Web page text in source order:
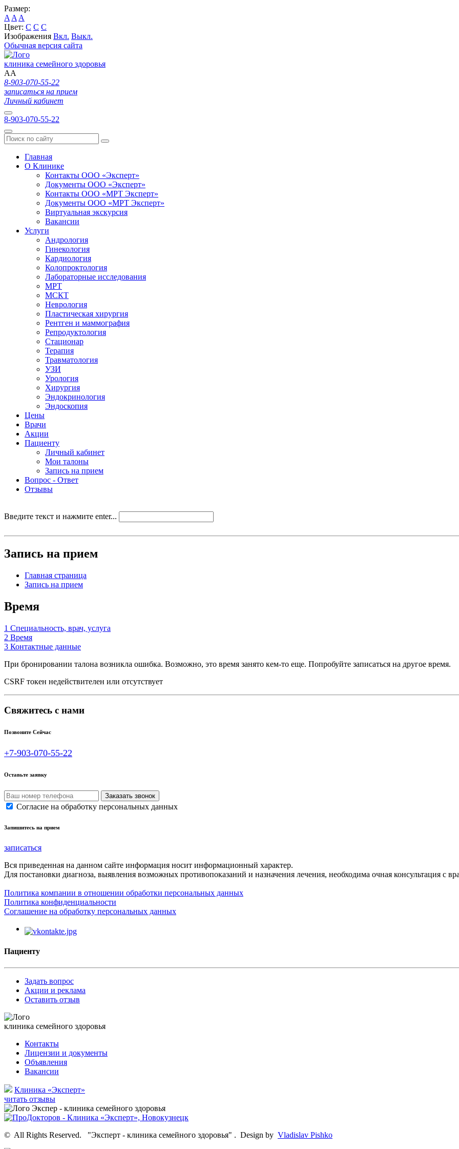
Размер:
A A A
Цвет: C C C
Изображения Вкл. Выкл.
Обычная версия сайта
клиника семейного здоровья
AA
8-903-070-55-22
записаться на прием
Личный кабинет
8-903-070-55-22
Главная
О Клинике
Контакты ООО «Эксперт»
Документы ООО «Эксперт»
Контакты ООО «МРТ Эксперт»
Документы ООО «МРТ Эксперт»
Виртуальная экскурсия
Вакансии
Услуги
Андрология
Гинекология
Кардиология
Колопроктология
Лабораторные исследования
МРТ
МСКТ
Неврология
Пластическая хирургия
Рентген и маммография
Репродуктология
Стационар
Терапия
Травматология
УЗИ
Урология
Хирургия
Эндокринология
Эндоскопия
Цены
Врачи
Акции
Пациенту
Личный кабинет
Мои талоны
Запись на прием
Вопрос - Ответ
Отзывы
Введите текст и нажмите enter...
Запись на прием
Главная страница
Запись на прием
Время
1 Специальность, врач, услуга
2 Время
3 Контактные данные
При бронировании талона возникла ошибка. Возможно, это время занято кем-то еще. Попробуйте записаться на другое время.
CSRF токен недействителен или отсутствует
Свяжитесь с нами
Позвоните Сейчас
+7-903-070-55-22
Оставьте заявку
Согласие на обработку персональных данных
Запишитесь на прием
записаться
Вся приведенная на данном сайте информация носит информационный характер.
Для постановки диагноза, выявления возможных противопоказаний и назначения лечения, необходима очная консультация с
Политика компании в отношении обработки персональных данных
Политика конфиденциальности
Соглашение на обработку персональных данных
Пациенту
Задать вопрос
Акции и реклама
Оставить отзыв
клиника семейного здоровья
Контакты
Лицензии и документы
Объявления
Вакансии
Клиника «Эксперт»
читать отзывы
© All Rights Reserved. "Эксперт - клиника семейного здоровья" . Design by Vladislav Pishko